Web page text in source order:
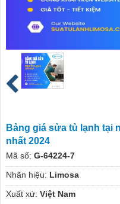
Bảng giá sửa tủ lạnh tại
nhất 2024
Mã số: G-64224-7
Nhãn hiệu: Limosa
Xuất xứ: Việt Nam